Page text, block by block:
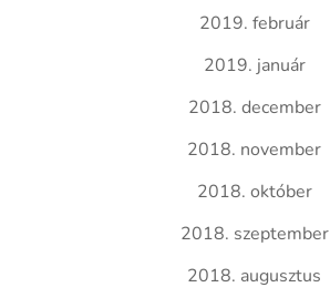
2019. február
2019. január
2018. december
2018. november
2018. október
2018. szeptember
2018. augusztus